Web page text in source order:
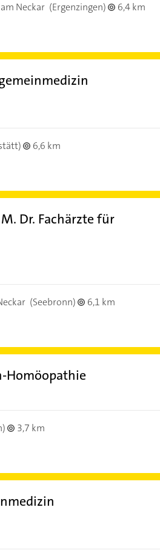
Neckar (Ergenzingen)
6,4 km
6,6 km
Dr. Fachärzte für
(Seebronn)
6,1 km
Homöopathie
3,7 km